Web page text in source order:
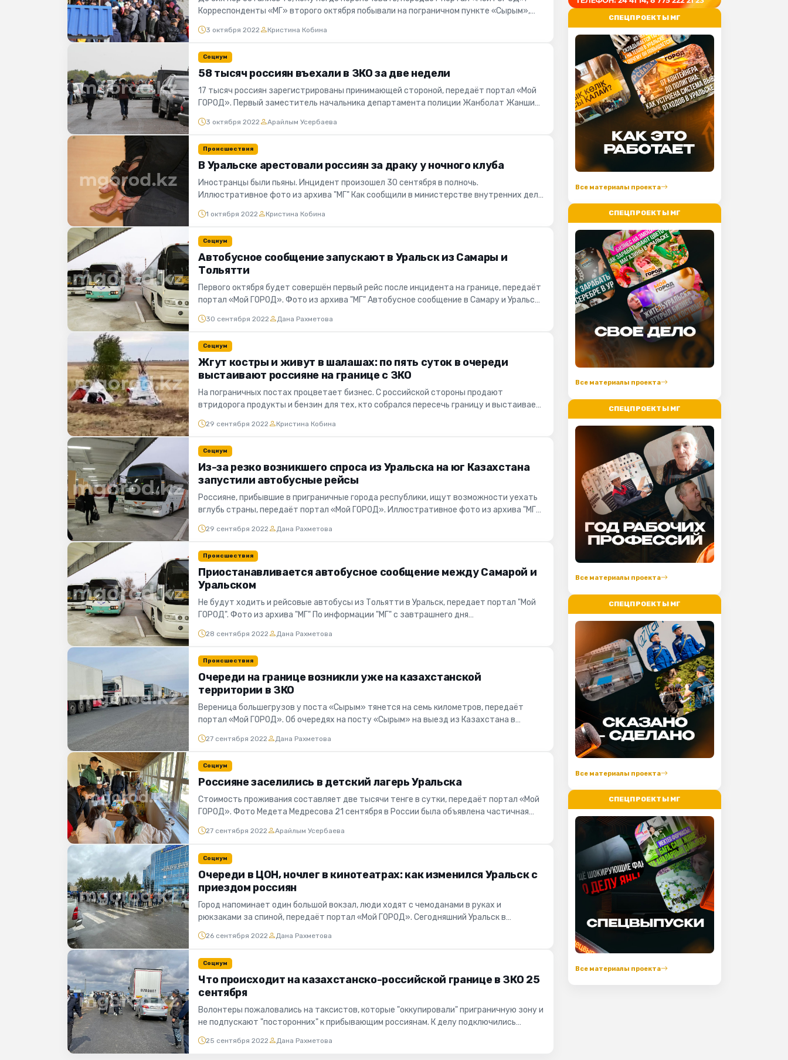
Корреспонденты «МГ» второго октября побывали на пограничном пункте «Сырым»,
3 октября 2022 Кристина Кобина
Социум
58 тысяч россиян въехали в ЗКО за две недели
17 тысяч россиян зарегистрированы принимающей стороной, передаёт портал «Мой
ГОРОД». Первый заместитель начальника департамента полиции Жанболат Жаншин
3 октября 2022 Арайлым Усербаева
Происшествия
В Уральске арестовали россиян за драку у ночного клуба
Иностранцы были пьяны. Инцидент произошел 30 сентября в полночь.
Иллюстративное фото из архива "МГ" Как сообщили в министерстве внутренних дел
1 октября 2022 Кристина Кобина
Социум
Автобусное сообщение запускают в Уральск из Самары и
Тольятти
Первого октября будет совершён первый рейс после инцидента на границе, передаёт
портал «Мой ГОРОД». Фото из архива "МГ" Автобусное сообщение в Самару и Уральск
30 сентября 2022 Дана Рахметова
Социум
Жгут костры и живут в шалашах: по пять суток в очереди
выстаивают россияне на границе с ЗКО
На пограничных постах процветает бизнес. С российской стороны продают
втридорога продукты и бензин для тех, кто собрался пересечь границу и выстаивает
29 сентября 2022 Кристина Кобина
Социум
Из-за резко возникшего спроса из Уральска на юг Казахстана
запустили автобусные рейсы
Россияне, прибывшие в приграничные города республики, ищут возможности уехать
вглубь страны, передаёт портал «Мой ГОРОД». Иллюстративное фото из архива "МГ"
29 сентября 2022 Дана Рахметова
Происшествия
Приостанавливается автобусное сообщение между Самарой и
Уральском
Не будут ходить и рейсовые автобусы из Тольятти в Уральск, передает портал "Мой
ГОРОД". Фото из архива "МГ" По информации "МГ" с завтрашнего дня
28 сентября 2022 Дана Рахметова
Происшествия
Очереди на границе возникли уже на казахстанской
территории в ЗКО
Вереница большегрузов у поста «Сырым» тянется на семь километров, передаёт
портал «Мой ГОРОД». Об очередях на посту «Сырым» на выезд из Казахстана в
27 сентября 2022 Дана Рахметова
Социум
Россияне заселились в детский лагерь Уральска
Стоимость проживания составляет две тысячи тенге в сутки, передаёт портал «Мой
ГОРОД». Фото Медета Медресова 21 сентября в России была объявлена частичная
27 сентября 2022 Арайлым Усербаева
Социум
Очереди в ЦОН, ночлег в кинотеатрах: как изменился Уральск с
приездом россиян
Город напоминает один большой вокзал, люди ходят с чемоданами в руках и
рюкзаками за спиной, передаёт портал «Мой ГОРОД». Сегодняшний Уральск в
действительности похож на...
26 сентября 2022 Дана Рахметова
Социум
Что происходит на казахстанско-российской границе в ЗКО 25
сентября
Волонтеры пожаловались на таксистов, которые "оккупировали" приграничную зону и
не подпускают "посторонних" к прибывающим россиянам. К делу подключились
силовики, передае...
25 сентября 2022 Дана Рахметова
СПЕЦПРОЕКТЫ МГ
Все материалы проекта
СПЕЦПРОЕКТЫ МГ
Все материалы проекта
СПЕЦПРОЕКТЫ МГ
Все материалы проекта
СПЕЦПРОЕКТЫ МГ
Все материалы проекта
СПЕЦПРОЕКТЫ МГ
Все материалы проекта